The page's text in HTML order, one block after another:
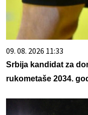
09. 08. 2026 11:33
Srbija kandidat za
rukometaše 2034.